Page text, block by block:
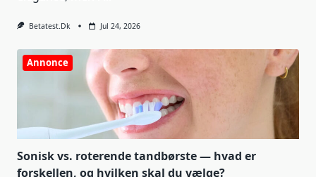
Betatest.dk Jul 24, 2026
Annonce
Sonisk vs. roterende tandbørste — hvad er
forskellen, og hvilken skal du vælge?